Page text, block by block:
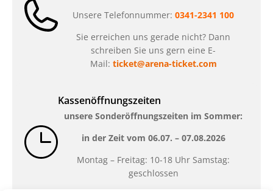
Unsere Telefonnummer: 0341-2341 100
Sie erreichen uns gerade nicht? Dann
schreiben Sie uns gern eine E-
Mail: ticket@arena-ticket.com
Kassenöffnungszeiten
unsere Sonderöffnungszeiten im Sommer:
in der Zeit vom 06.07. – 07.08.2026
Montag – Freitag: 10-18 Uhr Samstag:
geschlossen